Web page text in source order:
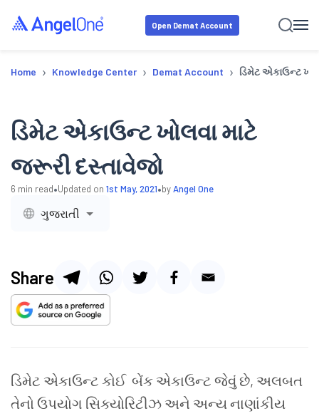
Open Demat Account
Home › Knowledge Center › Demat Account › ડિમેટ એકાઉન્ટ
ડિમેટ એકાઉન્ટ ખોલવા માટે
જરૂરી દસ્તાવેજો
6 min read•Updated on 1st May, 2021•byAngel One
ગુજરાતી
Share
ડિમેટ એકાઉન્ટ કોઈ બેંક એકાઉન્ટ જેવું છે, અલબત
તેનો ઉપયોગ સિક્યોરિટીઝ અને અન્યનાણાંકીય